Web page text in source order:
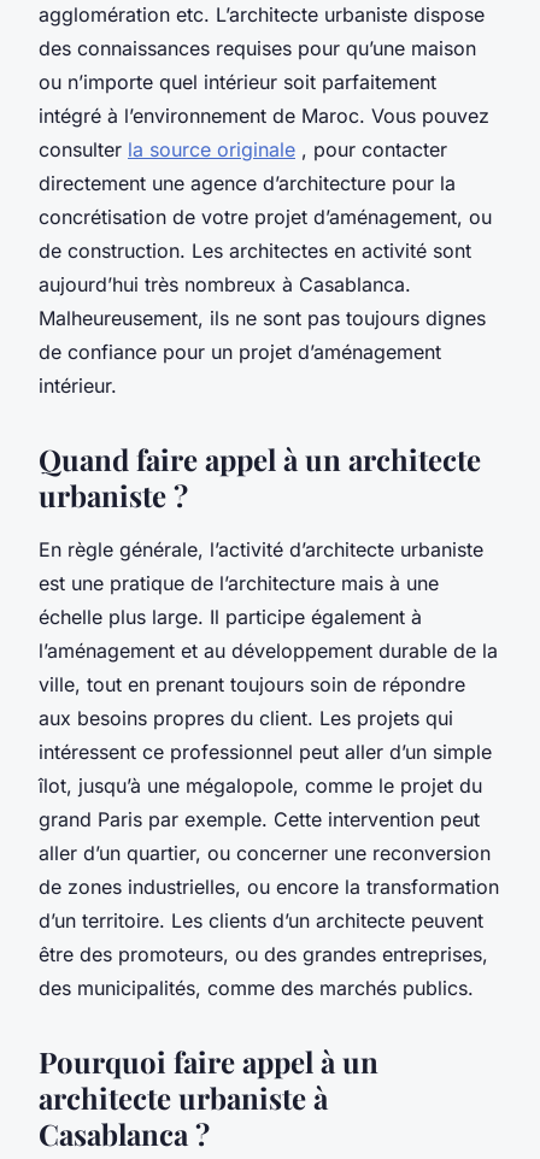
agglomération etc. L’architecte urbaniste dispose
des connaissances requises pour qu’une maison
ou n’importe quel intérieur soit parfaitement
intégré à l’environnement de Maroc. Vous pouvez
consulter la source originale , pour contacter
directement une agence d’architecture pour la
concrétisation de votre projet d’aménagement, ou
de construction. Les architectes en activité sont
aujourd’hui très nombreux à Casablanca.
Malheureusement, ils ne sont pas toujours dignes
de confiance pour un projet d’aménagement
intérieur.
Quand faire appel à un architecte
urbaniste ?
En règle générale, l’activité d’architecte urbaniste
est une pratique de l’architecture mais à une
échelle plus large. Il participe également à
l’aménagement et au développement durable de la
ville, tout en prenant toujours soin de répondre
aux besoins propres du client. Les projets qui
intéressent ce professionnel peut aller d’un simple
îlot, jusqu’à une mégalopole, comme le projet du
grand Paris par exemple. Cette intervention peut
aller d’un quartier, ou concerner une reconversion
de zones industrielles, ou encore la transformation
d’un territoire. Les clients d’un architecte peuvent
être des promoteurs, ou des grandes entreprises,
des municipalités, comme des marchés publics.
Pourquoi faire appel à un
architecte urbaniste à
Casablanca ?